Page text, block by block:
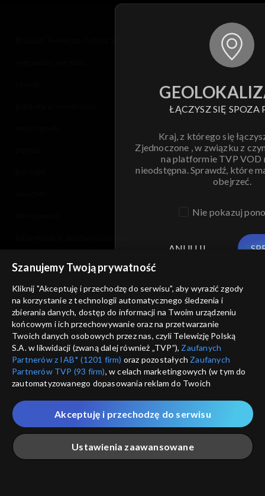
ŁĄCZYSZ SIĘ SPOZA
Kraj, z którego się
Zjednoczone , w związku z
na platformie TVP VOD
nieodstępna. Sprawdź, które
obejrzeć.
Nie pokazuj
ANULUJ
Szanujemy Twoją prywatność
Kliknij "Akceptuję i przechodzę do serwisu", aby wyrazić zgody
na korzystanie z technologii automatycznego śledzenia i
zbierania danych, dostęp do informacji na Twoim urządzeniu
końcowym i ich przechowywanie oraz na przetwarzanie
Twoich danych osobowych przez nas, czyli Telewizję Polską
S.A. w likwidacji (zwaną dalej również „TVP”), Zaufanych
Partnerów z IAB* (1201 firm) oraz pozostałych Zaufanych
Partnerów TVP (93 firm), w celach marketingowych (w tym do
zautomatyzowanego dopasowania reklam do Twoich
które wskazujemy poniżej, a także zgody na udostępnianie
przez nas identyfikatora PPID do Google.
Twoje dane osobowe zbierane podczas odwiedzania przez
Ciebie naszych
poszczególnych serwisówzwanych dalej
„Portalem”, w tym informacje zapisywane za pomocą
Ustawienia zaawansowane
Akceptuję i przechodzę do serwisu